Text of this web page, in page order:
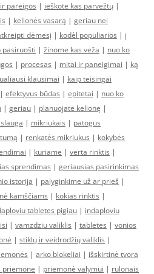
pareigos | ieškote kas parvežtų |
| kelionės vasarą | geriau nei
dėmesį | kodėl populiarios | į
pasiruošti | žinome kas veža | nuo ko
| procesas | mitai ir paneigimai | ką
klausimai | kaip teisingai
| efektyvus būdas | epitetai | nuo ko
| geriau | planuojate kelionę |
| mikriukais | patogus
| renkatės mikriukus | kokybės
| kuriame | verta rinktis |
sprendimas | geriausias pasirinkimas
istorija | palyginkime už ar prieš |
kamščiams | kokias rinktis |
tabletes pigiau | indaploviu
| vamzdziu valiklis | tabletes | vonios
| stiklų ir veidrodžių valiklis |
| arko blokeliai | išskirtinė tvora
priemone | priemonė valymui | rulonais